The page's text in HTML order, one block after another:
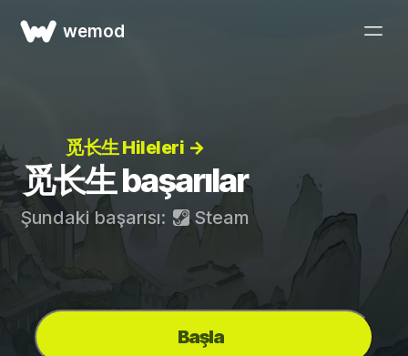
wemod
觅长生 Hileleri →
觅长生 başarılar
Şundaki başarısı: Steam
Başla